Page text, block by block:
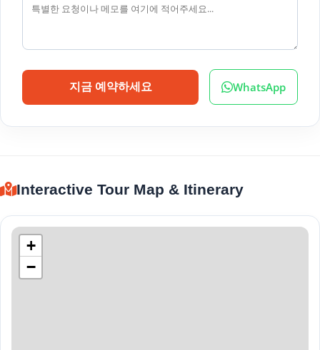
지금 예약하세요 WhatsApp
Interactive Tour Map & Itinerary
+
−